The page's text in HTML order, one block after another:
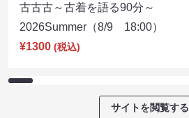
古古古～古着を語る90分～
2026Summer（8/9 18:00）
¥1300 (税込)
サイトを閲覧する